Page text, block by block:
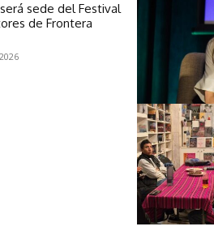
sede del Festival
de Frontera